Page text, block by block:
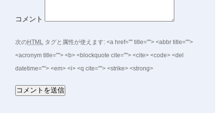
コメント
次のHTML タグと属性が使えます: <a href="" title=""> <abbr title="">
<acronym title=""> <b> <blockquote cite=""> <cite> <code> <del
datetime=""> <em> <i> <q cite=""> <strike> <strong>